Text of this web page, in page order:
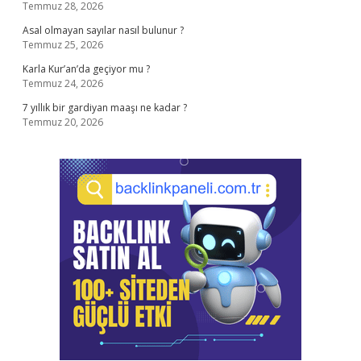
Temmuz 28, 2026
Asal olmayan sayılar nasıl bulunur ?
Temmuz 25, 2026
Karla Kur’an’da geçiyor mu ?
Temmuz 24, 2026
7 yıllık bir gardiyan maaşı ne kadar ?
Temmuz 20, 2026